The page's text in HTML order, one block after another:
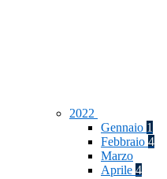
2022
Gennaio 1
Febbraio 4
Marzo
Aprile 4